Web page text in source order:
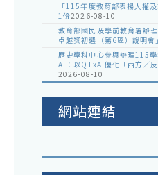
「115年度教育部表揚人權
1份2026-08-10
教育部國民及學前教育署辦
卓越獎初選（第6區）說明
歷史學科中心參與辦理115
AI：以QTxAI優化「西方／
2026-08-10
網站連結